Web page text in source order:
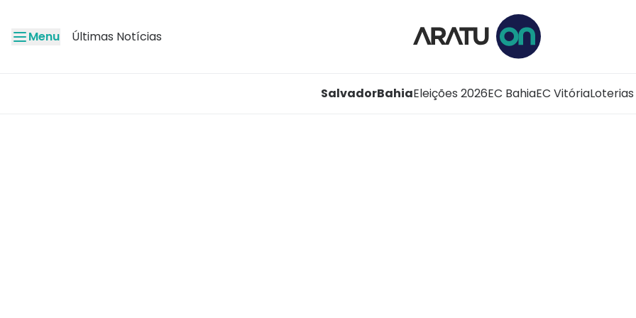
Menu Últimas Notícias
SalvadorBahiaEleições 2026EC BahiaEC VitóriaLoterias